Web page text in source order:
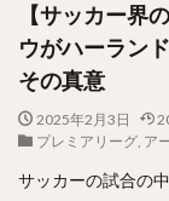
【サッカー界
ウがハーラン
その真意
2025年2月3日
プレミアリーグ, ア
サッカーの試合の